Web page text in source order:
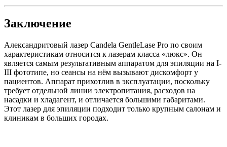
Заключение
Александритовый лазер Candela GentleLase Pro по своим
характеристикам относится к лазерам класса «люкс». Он
является самым результативным аппаратом для эпиляции на I-
III фототипе, но сеансы на нём вызывают дискомфорт у
пациентов. Аппарат прихотлив в эксплуатации, поскольку
требует отдельной линии электропитания, расходов на
насадки и хладагент, и отличается большими габаритами.
Этот лазер для эпиляции подходит только крупным салонам и
клиникам в больших городах.